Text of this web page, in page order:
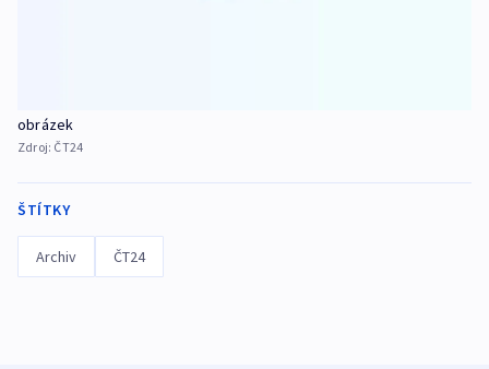
obrázek
Zdroj: ČT24
ŠTÍTKY
Archiv ČT24